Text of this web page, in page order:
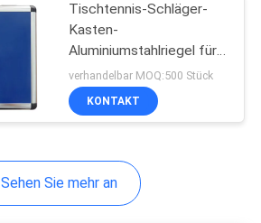
Tischtennis-Schläger-
Kasten-
Aluminiumstahlriegel für
Lagerung das Blatt/die
Bälle
verhandelbar MOQ:500 Stück
KONTAKT
Sehen Sie mehr an